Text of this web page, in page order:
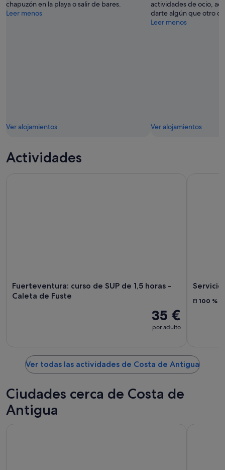
chapuzón en la playa o salir de bares.
Leer menos
Ver alojamientos
actividades de ocio,
darte algún que otro
Leer menos
Ver alojamientos
Actividades
Fuerteventura: curso de SUP de 1,5 horas -
Caleta de Fuste
35 €
por adulto
Servicio
El 100 %
Ver todas las actividades de Costa de Antigua
Ciudades cerca de Costa de
Antigua